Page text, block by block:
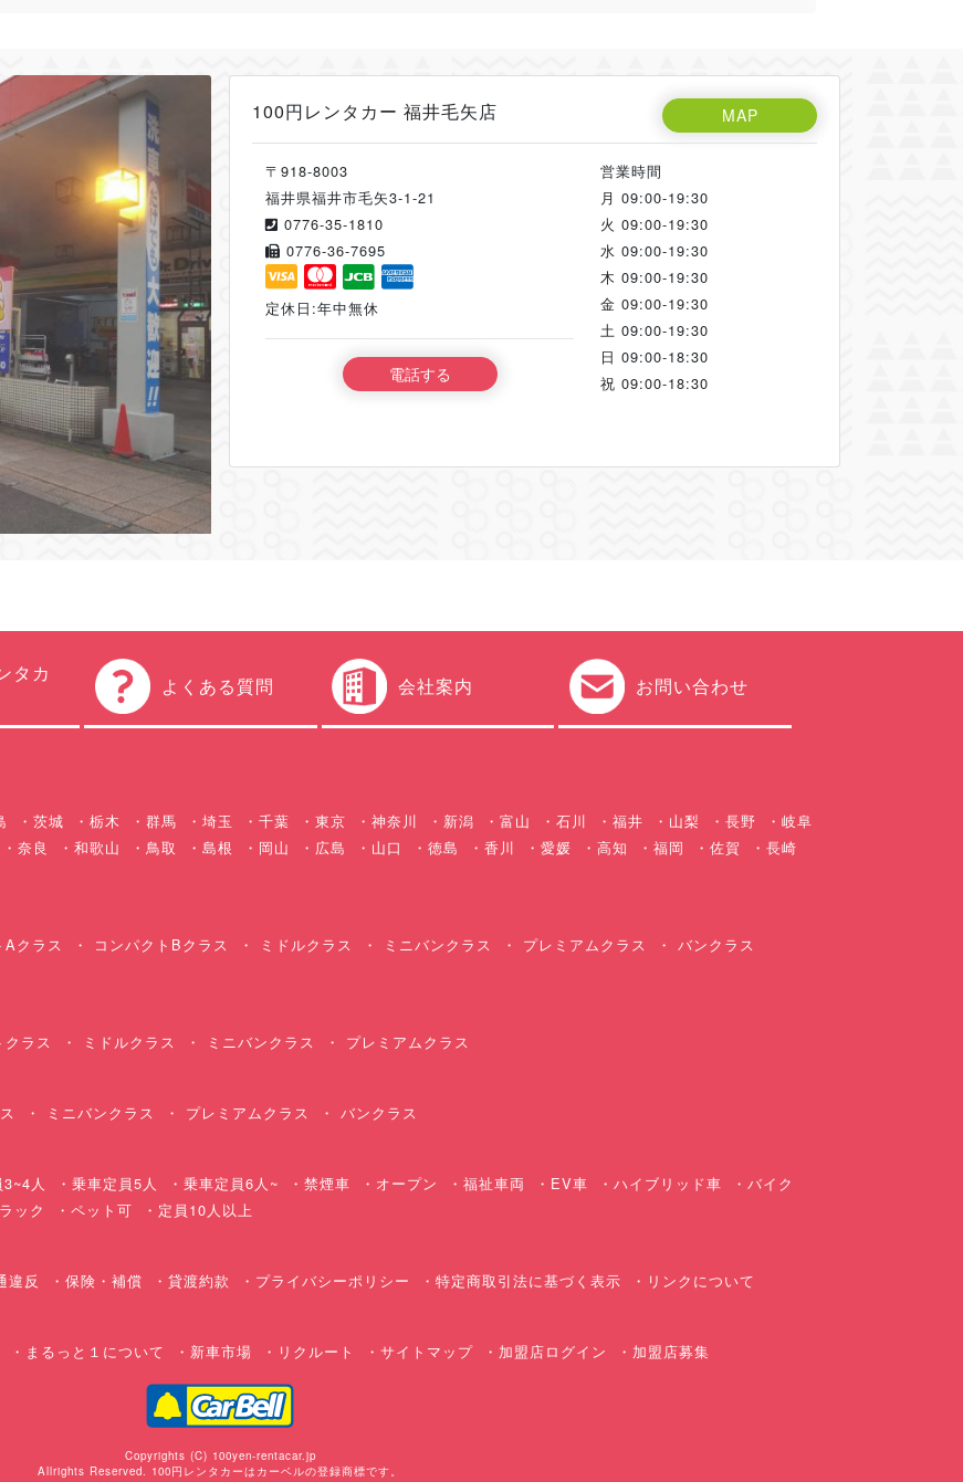
100円レンタカー 福井毛矢店 MAP
〒918-8003
福井県福井市毛矢3-1-21
0776-35-1810
0776-36-7695
定休日:年中無休
電話する
営業時間
月 09:00-19:30
火 09:00-19:30
水 09:00-19:30
木 09:00-19:30
金 09:00-19:30
土 09:00-19:30
日 09:00-18:30
祝 09:00-18:30
タカ
よくある質問 会社案内 お問い合わせ
茨城 栃木 群馬 埼玉 千葉 東京 神奈川 新潟 富山 石川 福井 山梨 長野
岐阜
奈良 和歌山 鳥取 島根 岡山 広島 山口 徳島 香川 愛媛 高知 福岡 佐賀
長崎
Aクラス コンパクトBクラス ミドルクラス ミニバンクラス プレミアムクラス
バンクラス
クラス ミドルクラス ミニバンクラス プレミアムクラス
ミニバンクラス プレミアムクラス バンクラス
人 乗車定員5人 乗車定員6人~ 禁煙車 オープン 福祉車両 EV車 ハイブリッド車
バイク
ック ペット可 定員10人以上
違反 保険・補償 貸渡約款 プライバシーポリシー 特定商取引法に基づく表示 リンクについて
まるっと１について 新車市場 リクルート サイトマップ 加盟店ログイン 加盟店募集
Copyrights (C) 100yen-rentacar.jp
Allrights Reserved. 100円レンタカーはカーベルの登録商標です。